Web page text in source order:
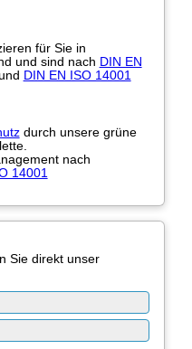
für Sie in
und sind nach DIN EN
DIN EN ISO 14001
durch unsere grüne
nach
14001
Sie direkt unser